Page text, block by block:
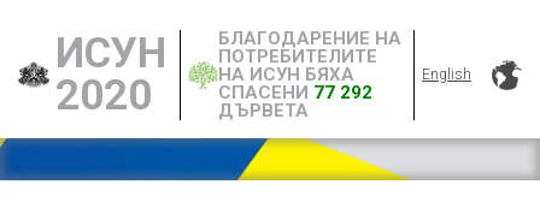
ИСУН
2020
БЛАГОДАРЕНИЕ НА
ПОТРЕБИТЕЛИТЕ
НА ИСУН БЯХА
СПАСЕНИ 77 292
ДЪРВЕТА
English